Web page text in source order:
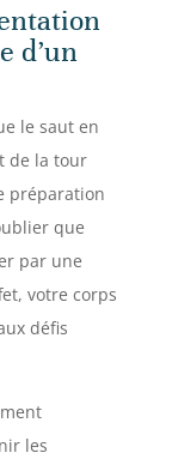
d’un
le saut en
de la tour
préparation
que
par une
votre corps
défis
les